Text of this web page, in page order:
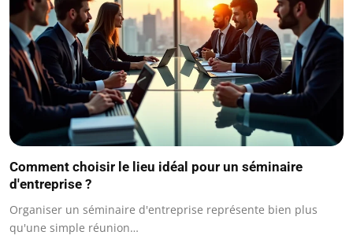
Comment choisir le lieu idéal pour un séminaire
d'entreprise ?
Organiser un séminaire d'entreprise représente bien plus
qu'une simple réunion…